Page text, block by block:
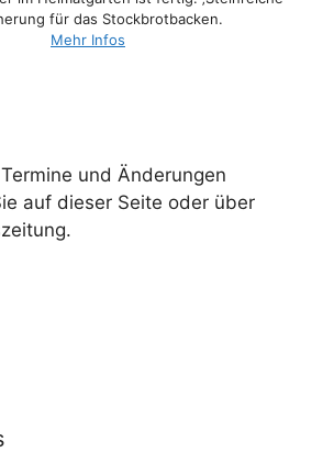
für das Stockbrotbacken.
Mehr Infos
und Änderungen
auf dieser Seite oder über